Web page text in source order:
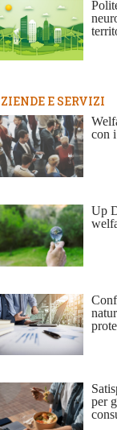
E SERVIZI
con
Up
per